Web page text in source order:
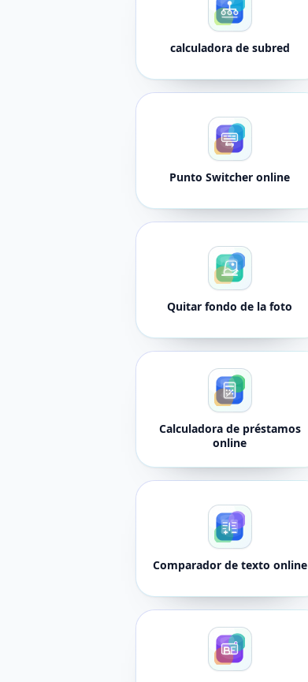
calculadora de subred
Punto Switcher online
Quitar fondo de la foto
Calculadora de préstamos
online
Comparador de texto online